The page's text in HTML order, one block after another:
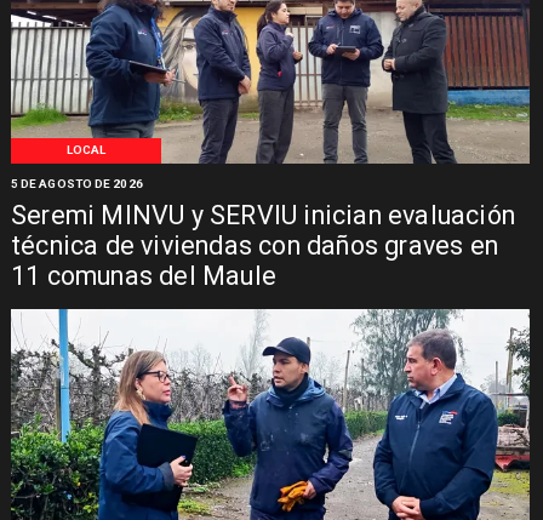
LOCAL
Seremi MINVU y SERVIU inician evaluación
técnica de viviendas con daños graves en
11 comunas del Maule
5 DE AGOSTO DE 2026